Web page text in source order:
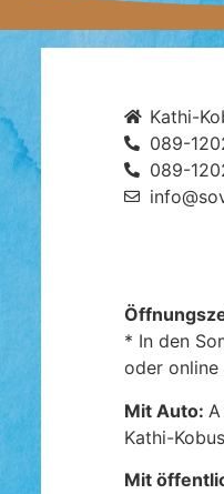
Kathi-
089-
089-
* In den
oder online
Mit Auto:
Kathi-
Mit